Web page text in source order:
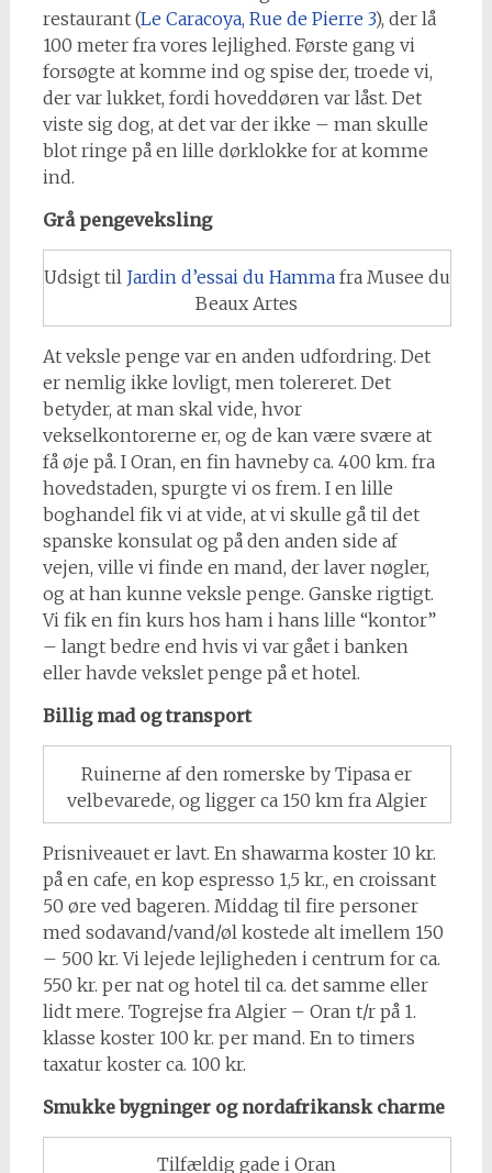
restaurant (Le Caracoya, Rue de Pierre 3), der lå
100 meter fra vores lejlighed. Første gang vi
forsøgte at komme ind og spise der, troede vi,
der var lukket, fordi hoveddøren var låst. Det
viste sig dog, at det var der ikke – man skulle
blot ringe på en lille dørklokke for at komme
ind.
Grå pengeveksling
Udsigt til Jardin d’essai du Hammafra Musee du
Beaux Artes
At veksle penge var en anden udfordring. Det
er nemlig ikke lovligt, men tolereret. Det
betyder, at man skal vide, hvor
vekselkontorerne er, og de kan være svære at
få øje på. I Oran, en fin havneby ca. 400 km. fra
hovedstaden, spurgte vi os frem. I en lille
boghandel fik vi at vide, at vi skulle gå til det
spanske konsulat og på den anden side af
vejen, ville vi finde en mand, der laver nøgler,
og at han kunne veksle penge. Ganske rigtigt.
Vi fik en fin kurs hos ham i hans lille “kontor”
– langt bedre end hvis vi var gået i banken
eller havde vekslet penge på et hotel.
Billig mad og transport
Ruinerne af den romerske by Tipasa er
velbevarede, og ligger ca 150 km fra Algier
Prisniveauet er lavt. En shawarma koster 10 kr.
på en cafe, en kop espresso 1,5 kr., en croissant
50 øre ved bageren. Middag til fire personer
med sodavand/vand/øl kostede alt imellem 150
– 500 kr. Vi lejede lejligheden i centrum for ca.
550 kr. per nat og hotel til ca. det samme eller
lidt mere. Togrejse fra Algier – Oran t/r på 1.
klasse koster 100 kr. per mand. En to timers
taxatur koster ca. 100 kr.
Smukke bygninger og nordafrikansk charme
Tilfældig gade i Oran